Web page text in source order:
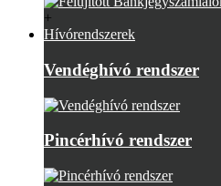
+
Hívórendszerek
Vendéghívó rendszer
Pincérhívó rendszer